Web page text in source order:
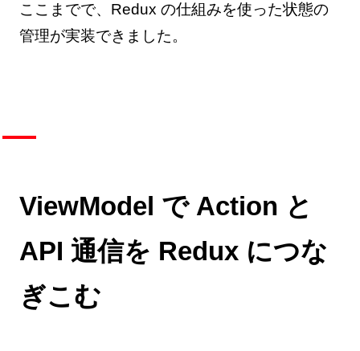
ここまでで、Redux の仕組みを使った状態の
管理が実装できました。
ViewModel で Action と
API 通信を Redux につな
ぎこむ